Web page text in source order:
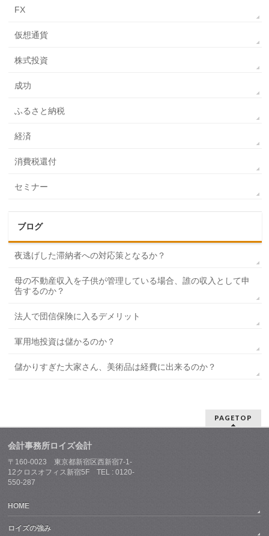
FX
仮想通貨
株式投資
成功
ふるさと納税
経済
消費税還付
セミナー
ブログ
夜逃げした滞納者への対応策となるか？
母の不動産収入を子供が管理している場合、誰の収入として申
告するのか？
法人で団信保険に入るデメリット
軍用地投資は儲かるのか？
儲かりすぎた大家さん、美術品は経費に出来るのか？
PAGETOP
会計事務所ロイズ会計
〒160-0023 東京都新宿区西新宿7-1-
12クロスオフィス新宿5F TEL : 0120-
550-287
HOME
ロイズの強み